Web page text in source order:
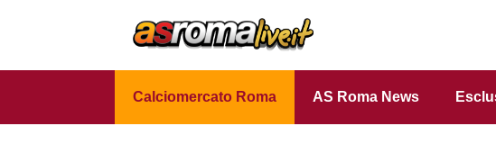
Calciomercato Roma AS Roma News